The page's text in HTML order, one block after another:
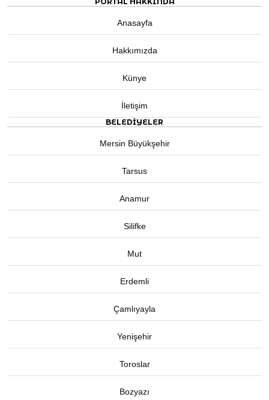
Anasayfa
Hakkımızda
Künye
İletişim
BELEDIYELER
Mersin Büyükşehir
Tarsus
Anamur
Silifke
Mut
Erdemli
Çamlıyayla
Yenişehir
Toroslar
Bozyazı